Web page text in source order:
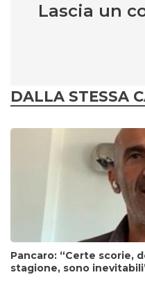
Lascia un
DALLA STESSA
Pancaro: “Certe scorie,
stagione, sono